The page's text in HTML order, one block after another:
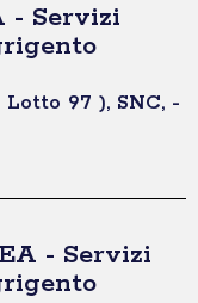
- Servizi
97 ), SNC, -
- Servizi